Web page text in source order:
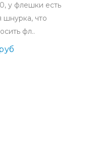
у флешки есть
шнурка, что
фл..